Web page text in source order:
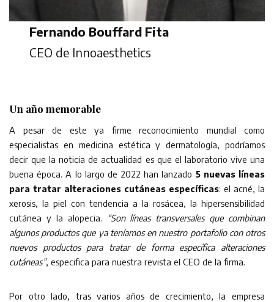
Fernando Bouffard Fita
CEO de Innoaesthetics
Un año memorable
A pesar de este ya firme reconocimiento mundial como
especialistas en medicina estética y dermatología, podríamos
decir que la noticia de actualidad es que el laboratorio vive una
buena época. A lo largo de 2022 han lanzado 5 nuevas líneas
para tratar alteraciones cutáneas específicas: el acné, la
xerosis, la piel con tendencia a la rosácea, la hipersensibilidad
cutánea y la alopecia.
“Son líneas transversales que combinan
algunos productos que ya teníamos en nuestro portafolio con otros
nuevos productos para tratar de forma específica alteraciones
cutáneas”, especifica para nuestra revista el CEO de la firma.
Por otro lado, tras varios años de crecimiento, la empresa